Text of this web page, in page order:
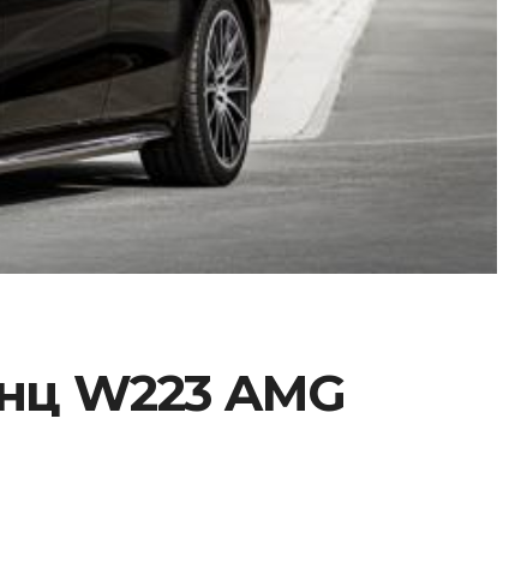
W223 AMG